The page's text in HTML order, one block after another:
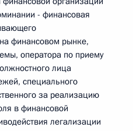
- финансовая
финансовом рынке,
оператора по приему
лица
специального
за реализацию
в финансовой
легализации